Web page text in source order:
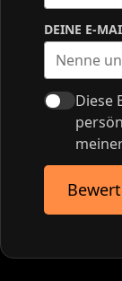
DEINE E-
Diese